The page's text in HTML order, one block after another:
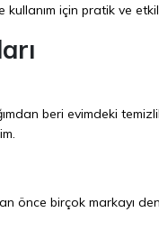
kullanım için pratik ve
beri evimdeki
önce birçok markayı